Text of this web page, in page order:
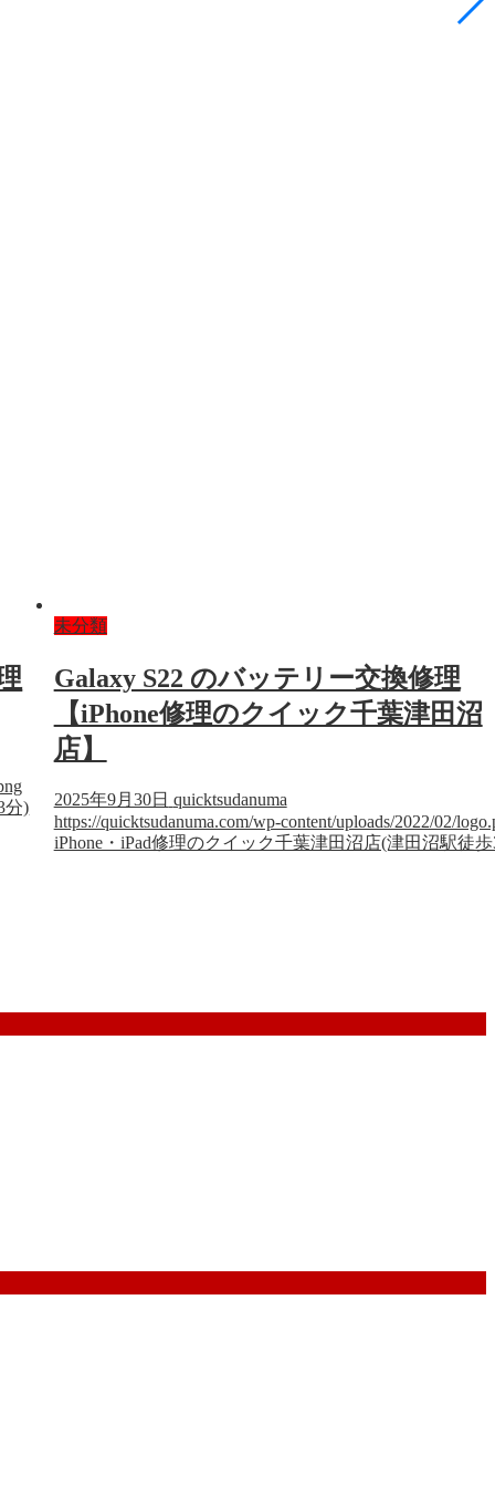
分)
未分類
Galaxy S22 のバッテリー交換修理
【iPhone修理のクイック千葉津田沼
店】
2025年9月30日 quicktsudanuma
https://quicktsudanuma.com/wp-content/uploads/2022/02/
iPhone・iPad修理のクイック千葉津田沼店(津田沼駅徒